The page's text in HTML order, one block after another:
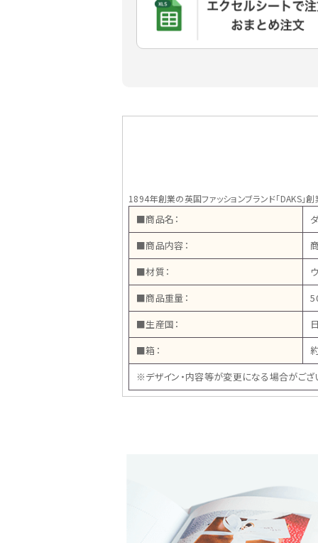
1894年創業の英国ファッションブランド「DAKS」
■商品名：
■商品内容：
■材質：
■商品重量：
■生産国：
■箱：
※デザイン・内容等が変更になる場合がござ